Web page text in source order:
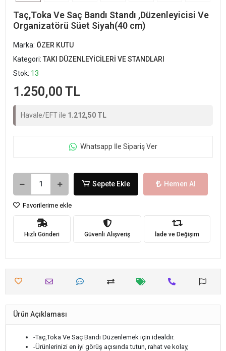
Taç,Toka Ve Saç Bandı Standı ,Düzenleyicisi Ve
Organizatörü Süet Siyah(40 cm)
Marka: ÖZER KUTU
Kategori: TAKI DÜZENLEYİCİLERİ VE STANDLARI
Stok: 13
1.250,00 TL
Havale/EFT ile 1.212,50 TL
Whatsapp İle Sipariş Ver
Sepete Ekle Hemen Al
Favorilerime ekle
Hızlı Gönderi Güvenli Alışveriş İade ve Değişim
Ürün Açıklaması
-Taç,Toka Ve Saç Bandı Düzenlemek için idealdir.
-Ürünlerinizi en iyi görüş açısında tutun, rahat ve kolay,